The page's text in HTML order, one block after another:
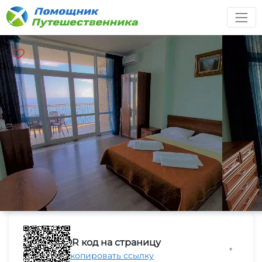
QR код на страницу
Скопировать ссылку
▼